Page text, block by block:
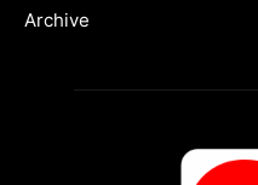
Archive